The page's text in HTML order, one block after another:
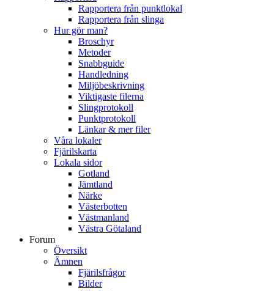
Rapportera från punktlokal
Rapportera från slinga
Hur gör man?
Broschyr
Metoder
Snabbguide
Handledning
Miljöbeskrivning
Viktigaste filerna
Slingprotokoll
Punktprotokoll
Länkar & mer filer
Våra lokaler
Fjärilskarta
Lokala sidor
Gotland
Jämtland
Närke
Västerbotten
Västmanland
Västra Götaland
Forum
Översikt
Ämnen
Fjärilsfrågor
Bilder